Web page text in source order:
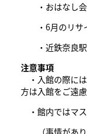
・おはなし会
・6月のリサ
・近鉄奈良駅
注意事項
・入館の際に
方は入館をご遠慮
・館内ではマ